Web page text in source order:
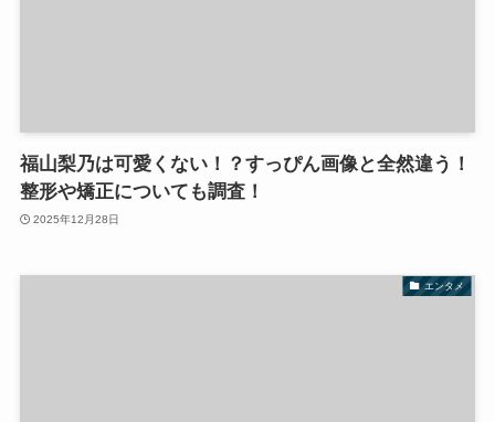
福山梨乃は可愛くない！？すっぴん画像と全然違う！
整形や矯正についても調査！
2025年12月28日
エンタメ